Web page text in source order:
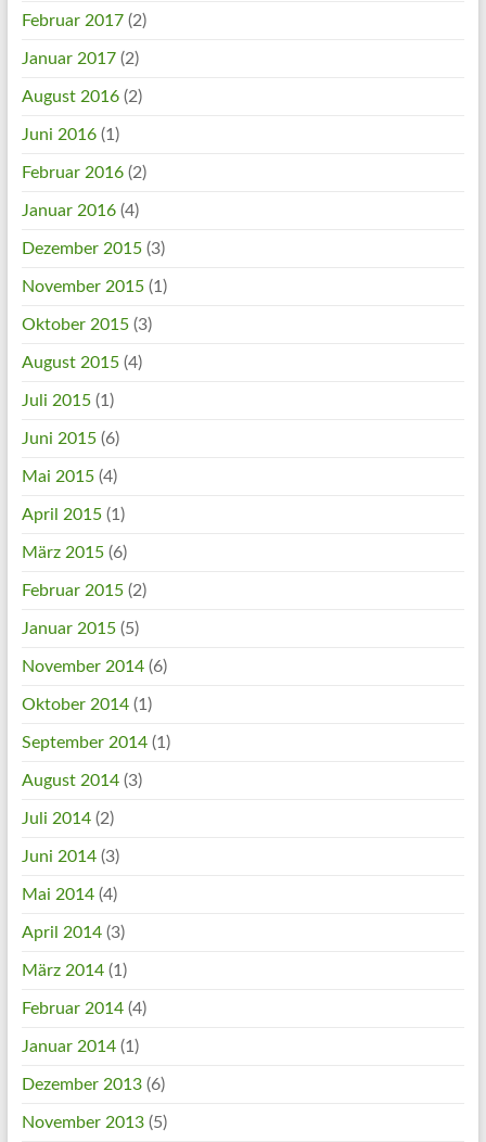
Februar 2017(2)
Januar 2017(2)
August 2016(2)
Juni 2016(1)
Februar 2016(2)
Januar 2016(4)
Dezember 2015(3)
November 2015(1)
Oktober 2015(3)
August 2015(4)
Juli 2015(1)
Juni 2015(6)
Mai 2015(4)
April 2015(1)
März 2015(6)
Februar 2015(2)
Januar 2015(5)
November 2014(6)
Oktober 2014(1)
September 2014(1)
August 2014(3)
Juli 2014(2)
Juni 2014(3)
Mai 2014(4)
April 2014(3)
März 2014(1)
Februar 2014(4)
Januar 2014(1)
Dezember 2013(6)
November 2013(5)